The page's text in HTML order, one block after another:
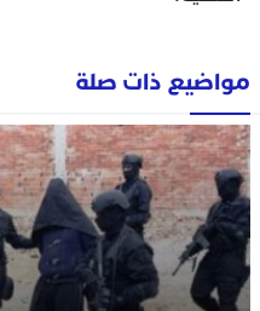
مواضيع ذات صلة